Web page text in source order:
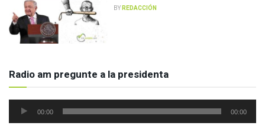
BYREDACCIÓN
Radio am pregunte a la presidenta
Reproductor
00:00 00:00